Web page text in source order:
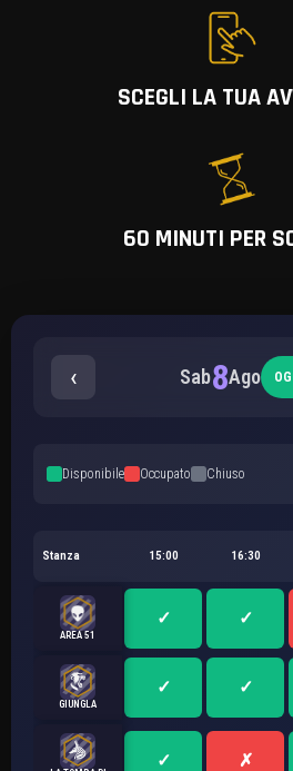
SCEGLI LA TUA
60 MINUTI PER
‹ Sab8Ago
Disponibile Occupato Chiuso
Stanza 15:00 16:30
AREA 51
GIUNGLA